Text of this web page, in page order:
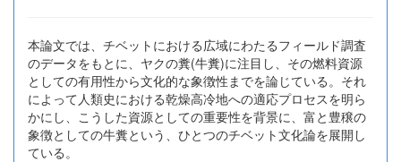
本論文では、チベットにおける広域にわたるフィールド調査
のデータをもとに、ヤクの糞(牛糞)に注目し、その燃料資源
としての有用性から文化的な象徴性までを論じている。それ
によって人類史における乾燥高冷地への適応プロセスを明ら
かにし、こうした資源としての重要性を背景に、富と豊穣の
象徴としての牛糞という、ひとつのチベット文化論を展開し
ている。